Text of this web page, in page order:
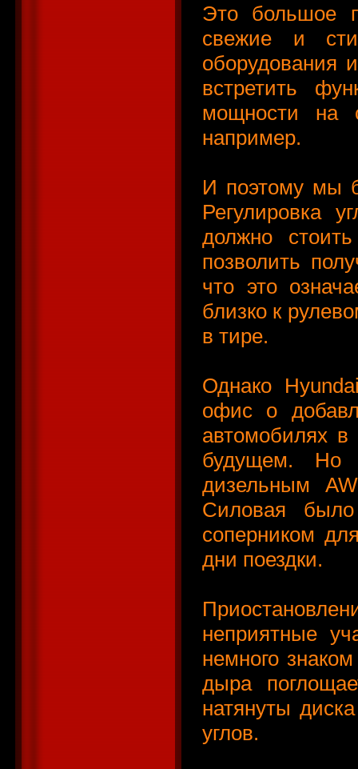
Это большое
свежие и
оборудования
встретить
мощности на
например.
И поэтому мы
Регулировка
должно
позволить
что это
близко к
в тире.
Однако
офис о
автомобилях
будущем. Но
дизельным
Силовая
соперником
дни поездки.
неприятные
немного
дыра
натянуты
углов.